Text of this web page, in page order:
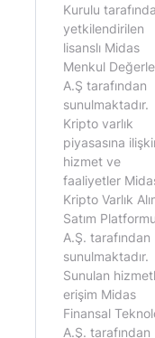
Kurulu
yetkilendirilen
lisanslı Midas
Menkul
A.Ş tarafından
sunulmaktadır.
Kripto varlık
piyasasına
hizmet ve
faaliyetler
Kripto Varlık
Satım Platformu
A.Ş. tarafından
sunulmaktadır.
Sunulan
erişim Midas
Finansal
A.Ş. tarafından